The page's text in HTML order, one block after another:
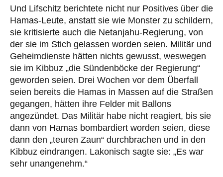
Und Lifschitz berichtete nicht nur Positives über die
Hamas-Leute, anstatt sie wie Monster zu schildern,
sie kritisierte auch die Netanjahu-Regierung, von
der sie im Stich gelassen worden seien. Militär und
Geheimdienste hätten nichts gewusst, weswegen
sie im Kibbuz „die Sündenböcke der Regierung“
geworden seien. Drei Wochen vor dem Überfall
seien bereits die Hamas in Massen auf die Straßen
gegangen, hätten ihre Felder mit Ballons
angezündet. Das Militär habe nicht reagiert, bis sie
dann von Hamas bombardiert worden seien, diese
dann den „teuren Zaun“ durchbrachen und in den
Kibbuz eindrangen. Lakonisch sagte sie: „Es war
sehr unangenehm.“